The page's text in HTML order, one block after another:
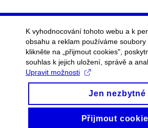
K vyhodnocování tohoto webu a k
obsahu a reklam používáme soubory
klikněte na „přijmout cookies",
souhlas k jejich uložení, správě a
Upravit možnosti
Jen nezbytné
Přijmout